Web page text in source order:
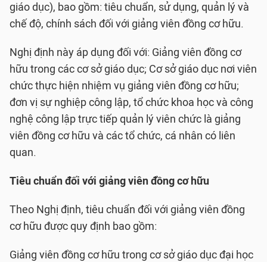
giáo dục), bao gồm: tiêu chuẩn, sử dụng, quản lý và
chế độ, chính sách đối với giảng viên đồng cơ hữu.
Nghị định này áp dụng đối với: Giảng viên đồng cơ
hữu trong các cơ sở giáo dục; Cơ sở giáo dục nơi viên
chức thực hiện nhiệm vụ giảng viên đồng cơ hữu;
đơn vị sự nghiệp công lập, tổ chức khoa học và công
nghệ công lập trực tiếp quản lý viên chức là giảng
viên đồng cơ hữu và các tổ chức, cá nhân có liên
quan.
Tiêu chuẩn đối với giảng viên đồng cơ hữu
Theo Nghị định, tiêu chuẩn đối với giảng viên đồng
cơ hữu được quy định bao gồm:
Giảng viên đồng cơ hữu trong cơ sở giáo dục đại học